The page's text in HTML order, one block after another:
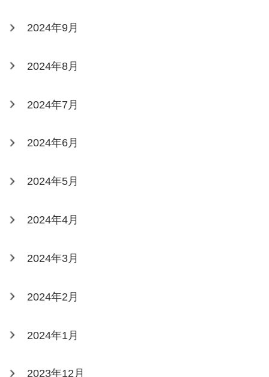
2024年9月
2024年8月
2024年7月
2024年6月
2024年5月
2024年4月
2024年3月
2024年2月
2024年1月
2023年12月